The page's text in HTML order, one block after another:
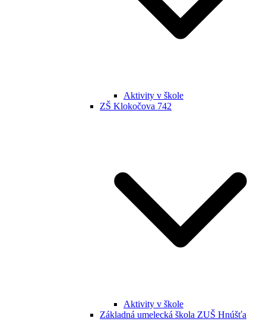
Aktivity v škole
ZŠ Klokočova 742
Aktivity v škole
Základná umelecká škola ZUŠ Hnúšťa